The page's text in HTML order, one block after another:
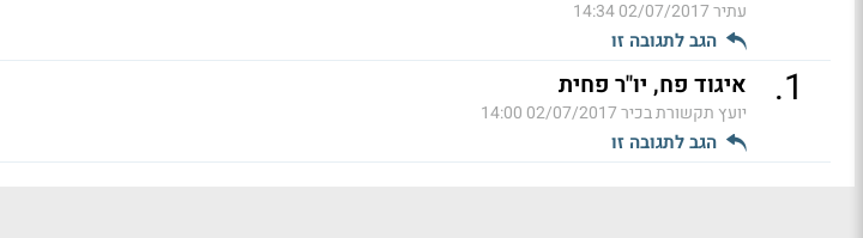
עתיר02/07/2017 14:34
הגב לתגובה זו
1
. איגוד פח, יו"ר פחית
יועץ תקשורת בכיר02/07/2017 14:00
הגב לתגובה זו